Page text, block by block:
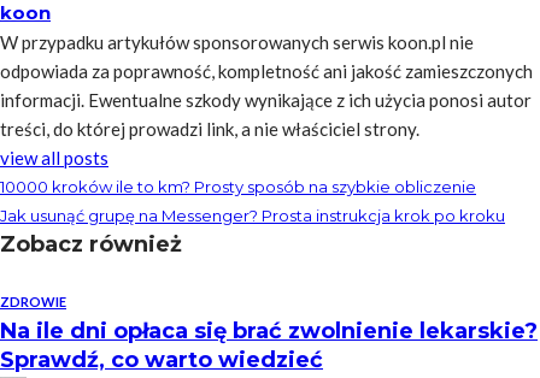
koon
W przypadku artykułów sponsorowanych serwis koon.pl nie
odpowiada za poprawność, kompletność ani jakość zamieszczonych
informacji. Ewentualne szkody wynikające z ich użycia ponosi autor
treści, do której prowadzi link, a nie właściciel strony.
view all posts
10000 kroków ile to km? Prosty sposób na szybkie obliczenie
Jak usunąć grupę na Messenger? Prosta instrukcja krok po kroku
Zobacz również
ZDROWIE
Na ile dni opłaca się brać zwolnienie lekarskie?
Sprawdź, co warto wiedzieć